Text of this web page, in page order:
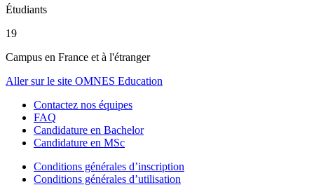
Étudiants
19
Campus en France et à l'étranger
Aller sur le site OMNES Education
Contactez nos équipes
FAQ
Candidature en Bachelor
Candidature en MSc
Conditions générales d’inscription
Conditions générales d’utilisation